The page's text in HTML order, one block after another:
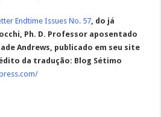
Endtime Issues No. 57 , do já
Ph. D. Professor aposentado
Andrews, publicado em seu site
da tradução: Blog Sétimo